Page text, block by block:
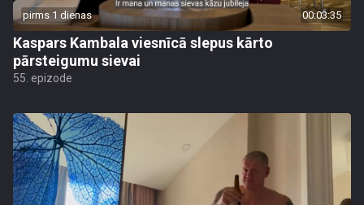
pirms 1 dienas 00:03:35
Kaspars Kambala viesnīcā slepus kārto
pārsteigumu sievai
55. epizode